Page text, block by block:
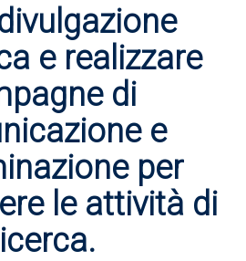
e realizzare
di
e
per
le attività di